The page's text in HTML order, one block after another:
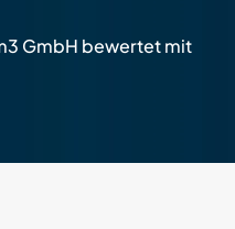
GmbH bewertet mit